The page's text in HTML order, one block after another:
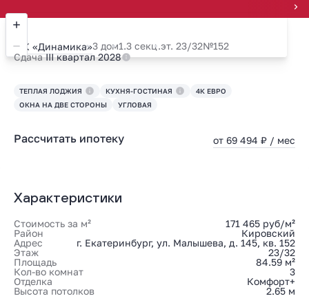
Всегда на
ЖК «Динамика»3 дом1.3 секц.эт. 23/32№152
СдачаIII квартал 2028
ТЕПЛАЯ ЛОДЖИЯ КУХНЯ-ГОСТИНАЯ
4К ЕВРО
ОКНА НА ДВЕ СТОРОНЫ
УГЛОВАЯ
Рассчитать ипотеку от 69 494 ₽ / мес
Характеристики
Стоимость за м²
171 465 руб/м²
Район
Кировский
Адрес
г. Екатеринбург, ул. Малышева, д. 145, кв. 152
Этаж
23/32
Площадь
84.59 м²
Кол-во комнат
3
Отделка
Комфорт+
Высота потолков
2.65 м